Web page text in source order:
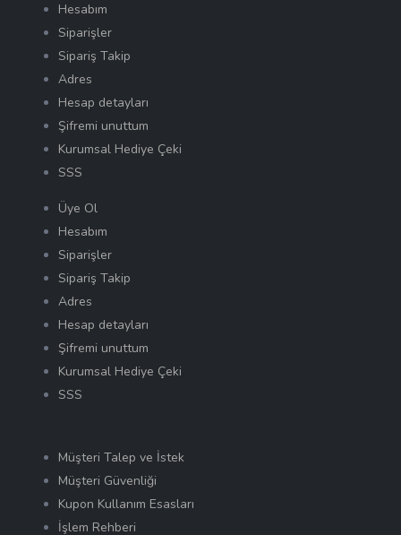
Hesabım
Siparişler
Sipariş Takip
Adres
Hesap detayları
Şifremi unuttum
Kurumsal Hediye Çeki
SSS
Üye Ol
Hesabım
Siparişler
Sipariş Takip
Adres
Hesap detayları
Şifremi unuttum
Kurumsal Hediye Çeki
SSS
Müşteri Talep ve İstek
Müşteri Güvenliği
Kupon Kullanım Esasları
İşlem Rehberi